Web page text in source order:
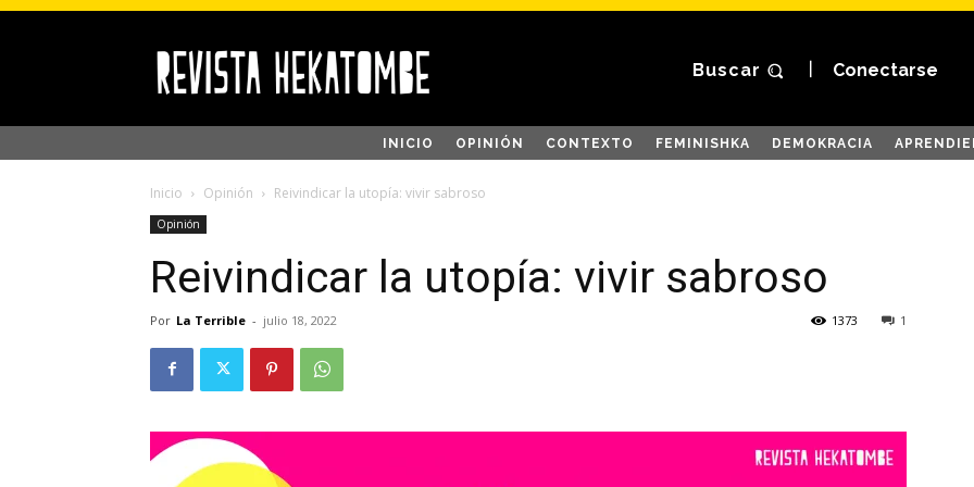
Buscar Conectarse
INICIO OPINIÓN CONTEXTO FEMINISHKA DEMOKRACIA
Inicio Opinión Reivindicar la utopía: vivir sabroso
Opinión
Reivindicar la utopía: vivir sabroso
Por La Terrible - julio 18, 2022 1
1373